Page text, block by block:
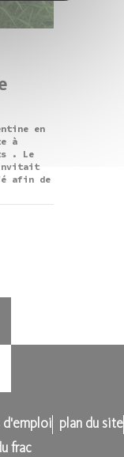
en
à
. Le
invitait
afin de
d'emploi
plan du site
frac